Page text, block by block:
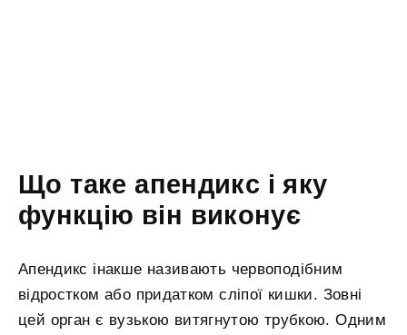
Що таке апендикс і яку
функцію він виконує
Апендикс інакше називають червоподібним
відростком або придатком сліпої кишки. Зовні
цей орган є вузькою витягнутою трубкою. Одним